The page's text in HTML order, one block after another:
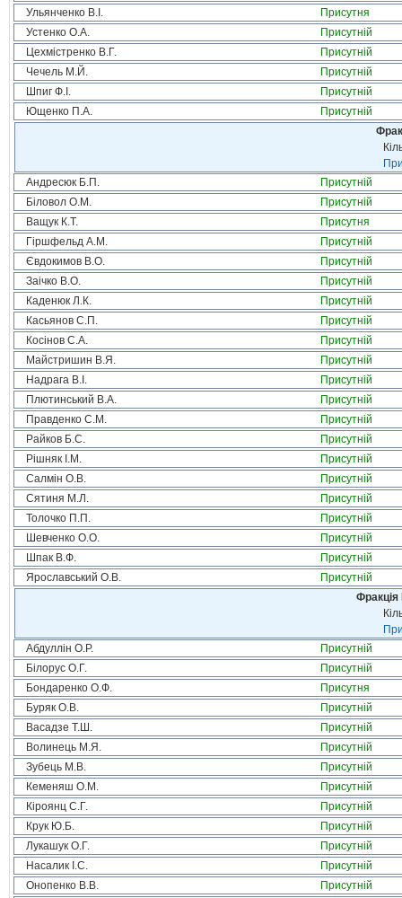
Ульянченко В.І.
Присутня
Устенко О.А.
Присутній
Цехмістренко В.Г.
Присутній
Чечель М.Й.
Присутній
Шпиг Ф.І.
Присутній
Ющенко П.А.
Присутній
Андресюк Б.П.
Присутній
Біловол О.М.
Присутній
Ващук К.Т.
Присутня
Гіршфельд А.М.
Присутній
Євдокимов В.О.
Присутній
Заічко В.О.
Присутній
Каденюк Л.К.
Присутній
Касьянов С.П.
Присутній
Косінов С.А.
Присутній
Майстришин В.Я.
Присутній
Надрага В.І.
Присутній
Плютинський В.А.
Присутній
Правденко С.М.
Присутній
Райков Б.С.
Присутній
Рішняк І.М.
Присутній
Салмін О.В.
Присутній
Сятиня М.Л.
Присутній
Толочко П.П.
Присутній
Шевченко О.О.
Присутній
Шпак В.Ф.
Присутній
Ярославський О.В.
Присутній
Абдуллін О.Р.
Присутній
Білорус О.Г.
Присутній
Бондаренко О.Ф.
Присутня
Буряк О.В.
Присутній
Васадзе Т.Ш.
Присутній
Волинець М.Я.
Присутній
Зубець М.В.
Присутній
Кеменяш О.М.
Присутній
Кіроянц С.Г.
Присутній
Крук Ю.Б.
Присутній
Лукашук О.Г.
Присутній
Насалик І.С.
Присутній
Онопенко В.В.
Присутній